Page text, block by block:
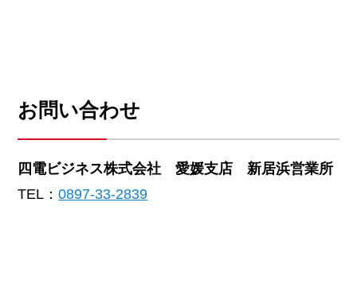
お問い合わせ
四電ビジネス株式会社 愛媛支店 新居浜営業所
TEL：0897-33-2839